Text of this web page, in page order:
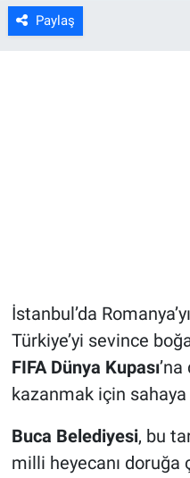
Paylaş
İstanbul’da
Türkiye’yi sevince
FIFA Dünya Kupası
kazanmak için sahaya
Buca Belediyesi, bu
milli heyecanı doruğa